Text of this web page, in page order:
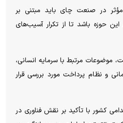
در صنعت چای باید مبتنی بر
این حوزه باشد تا از تکرار آسیب‌های
مرتبط با سرمایه انسانی،
و نظام پرداخت مورد بررسی قرار
کشور با تأکید بر نقش فناوری در